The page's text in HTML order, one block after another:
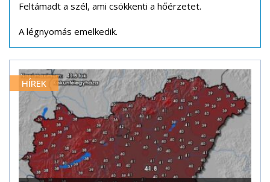
Feltámadt a szél, ami csökkenti a hőérzetet.
A légnyomás emelkedik.
HÍREK